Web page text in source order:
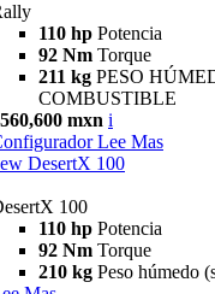
110 hp Potencia
92 Nm Torque
211 kg PESO
COMBUSTIBLE
mxn i
Lee Mas
DesertX 100
100
110 hp Potencia
92 Nm Torque
210 kg Peso húmedo